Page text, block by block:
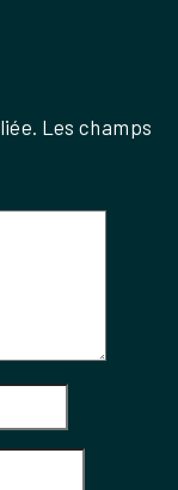
Les champs